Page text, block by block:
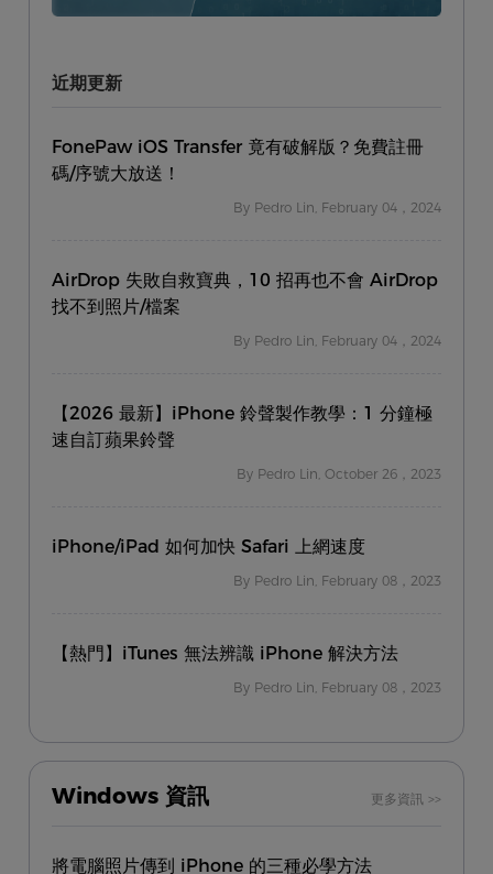
近期更新
FonePaw iOS Transfer 竟有破解版？免費註冊
碼/序號大放送！
By Pedro Lin, February 04，2024
AirDrop 失敗自救寶典，10 招再也不會 AirDrop
找不到照片/檔案
By Pedro Lin, February 04，2024
【2026 最新】iPhone 鈴聲製作教學：1 分鐘極
速自訂蘋果鈴聲
By Pedro Lin, October 26，2023
iPhone/iPad 如何加快 Safari 上網速度
By Pedro Lin, February 08，2023
【熱門】iTunes 無法辨識 iPhone 解決方法
By Pedro Lin, February 08，2023
Windows 資訊 更多資訊 >>
將電腦照片傳到 iPhone 的三種必學方法